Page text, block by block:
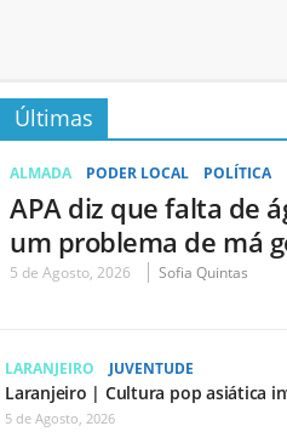
Últimas
ALMADA PODER LOCAL POLÍTICA
APA diz que falta de
um problema de má
5 de Agosto, 2026 Sofia Quintas
LARANJEIRO JUVENTUDE
Laranjeiro | Cultura pop asiática
5 de Agosto, 2026